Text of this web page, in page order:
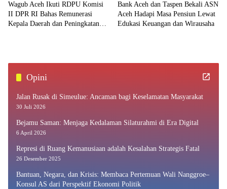
Wagub Aceh Ikuti RDPU Komisi
II DPR RI Bahas Remunerasi
Kepala Daerah dan Peningkatan
Bank Aceh dan Taspen Bekali ASN
Aceh Hadapi Masa Pensiun Lewat
Edukasi Keuangan dan Wirausaha
Opini
Jalan Rusak di Simeulue: Ancaman bagi Keselamatan Masyarakat
30 Juli 2026
Bejamu Saman: Menjaga Kedalaman Silaturahmi di Era Digital
6 April 2026
Represi di Ruang Kemanusiaan adalah Kesalahan Strategis Fatal
26 Desember 2025
Bantuan, Negara, dan Krisis: Membaca Pertemuan Wali Nanggroe–
Konsul AS dari Perspektif Ekonomi Politik